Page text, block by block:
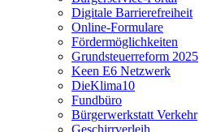
Digitale Barrierefreiheit
Online-Formulare
Fördermöglichkeiten
Grundsteuerreform 2025
Keen E6 Netzwerk
DieKlima10
Fundbüro
Bürgerwerkstatt Verkehr
Geschirrverleih